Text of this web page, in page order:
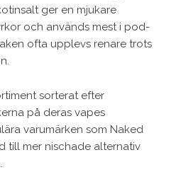
ger en mjukare
och används mest i pod-
ofta upplevs renare trots
sorterat efter
på deras vapes
varumärken som Naked
till mer nischade alternativ